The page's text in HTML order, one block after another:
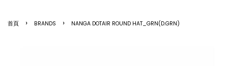
首頁 › BRANDS › NANGA DOTAIR ROUND HAT_GRN(D.GRN)